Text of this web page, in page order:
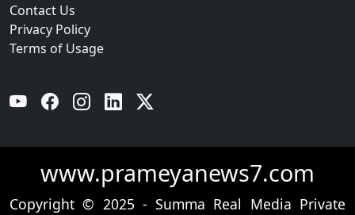
Contact Us
Privacy Policy
Terms of Usage
YouTube Facebook Instagram Linkedin
www.prameyanews7.com
Copyright © 2025 - Summa Real Media Private